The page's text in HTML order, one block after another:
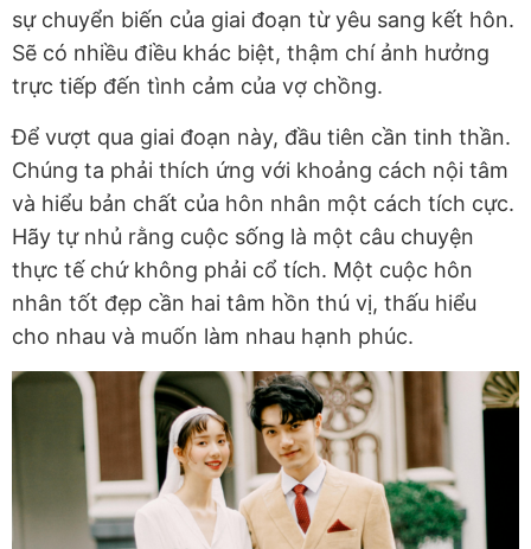
sự chuyển biến của giai đoạn từ yêu sang kết hôn.
Sẽ có nhiều điều khác biệt, thậm chí ảnh hưởng
trực tiếp đến tình cảm của vợ chồng.
Để vượt qua giai đoạn này, đầu tiên cần tinh thần.
Chúng ta phải thích ứng với khoảng cách nội tâm
và hiểu bản chất của hôn nhân một cách tích cực.
Hãy tự nhủ rằng cuộc sống là một câu chuyện
thực tế chứ không phải cổ tích. Một cuộc hôn
nhân tốt đẹp cần hai tâm hồn thú vị, thấu hiểu
cho nhau và muốn làm nhau hạnh phúc.